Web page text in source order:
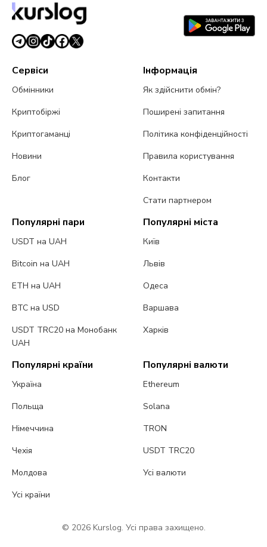
Сервіси
Обмінники
Криптобіржі
Криптогаманці
Новини
Блог
Інформація
Як здійснити обмін?
Поширені запитання
Політика конфіденційності
Правила користування
Контакти
Стати партнером
Популярні пари
USDT на UAH
Bitcoin на UAH
ETH на UAH
BTC на USD
USDT TRC20 на Монобанк
UAH
Популярні міста
Київ
Львів
Одеса
Варшава
Харків
Популярні країни
Україна
Польща
Німеччина
Чехія
Молдова
Усі країни
Популярні валюти
Ethereum
Solana
TRON
USDT TRC20
Усі валюти
© 2026 Kurslog. Усі права захищено.